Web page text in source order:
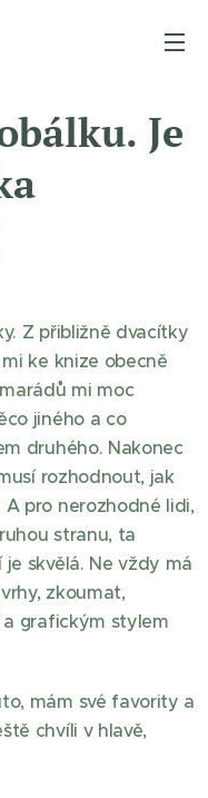
Je
Z přibližně dvacítky
ke knize obecně
mi moc
jiného a co
druhého. Nakonec
rozhodnout, jak
pro nerozhodné lidi,
stranu, ta
skvělá. Ne vždy má
zkoumat,
grafickým stylem
mám své favority a
chvíli v hlavě,